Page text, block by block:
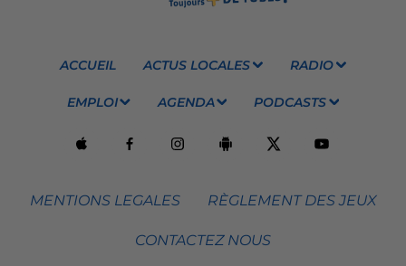
ACCUEIL ACTUS LOCALES RADIO
EMPLOI AGENDA PODCASTS
MENTIONS LEGALES RÈGLEMENT DES JEUX
CONTACTEZ NOUS